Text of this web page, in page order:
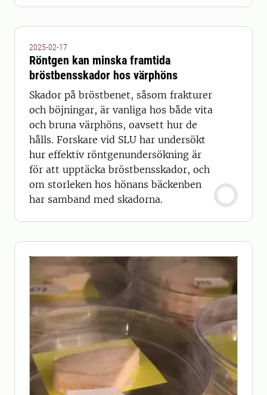
2025-02-17
Röntgen kan minska framtida
bröstbensskador hos värphöns
Skador på bröstbenet, såsom frakturer
och böjningar, är vanliga hos både vita
och bruna värphöns, oavsett hur de
hålls. Forskare vid SLU har undersökt
hur effektiv röntgenundersökning är
för att upptäcka bröstbensskador, och
om storleken hos hönans bäckenben
har samband med skadorna.